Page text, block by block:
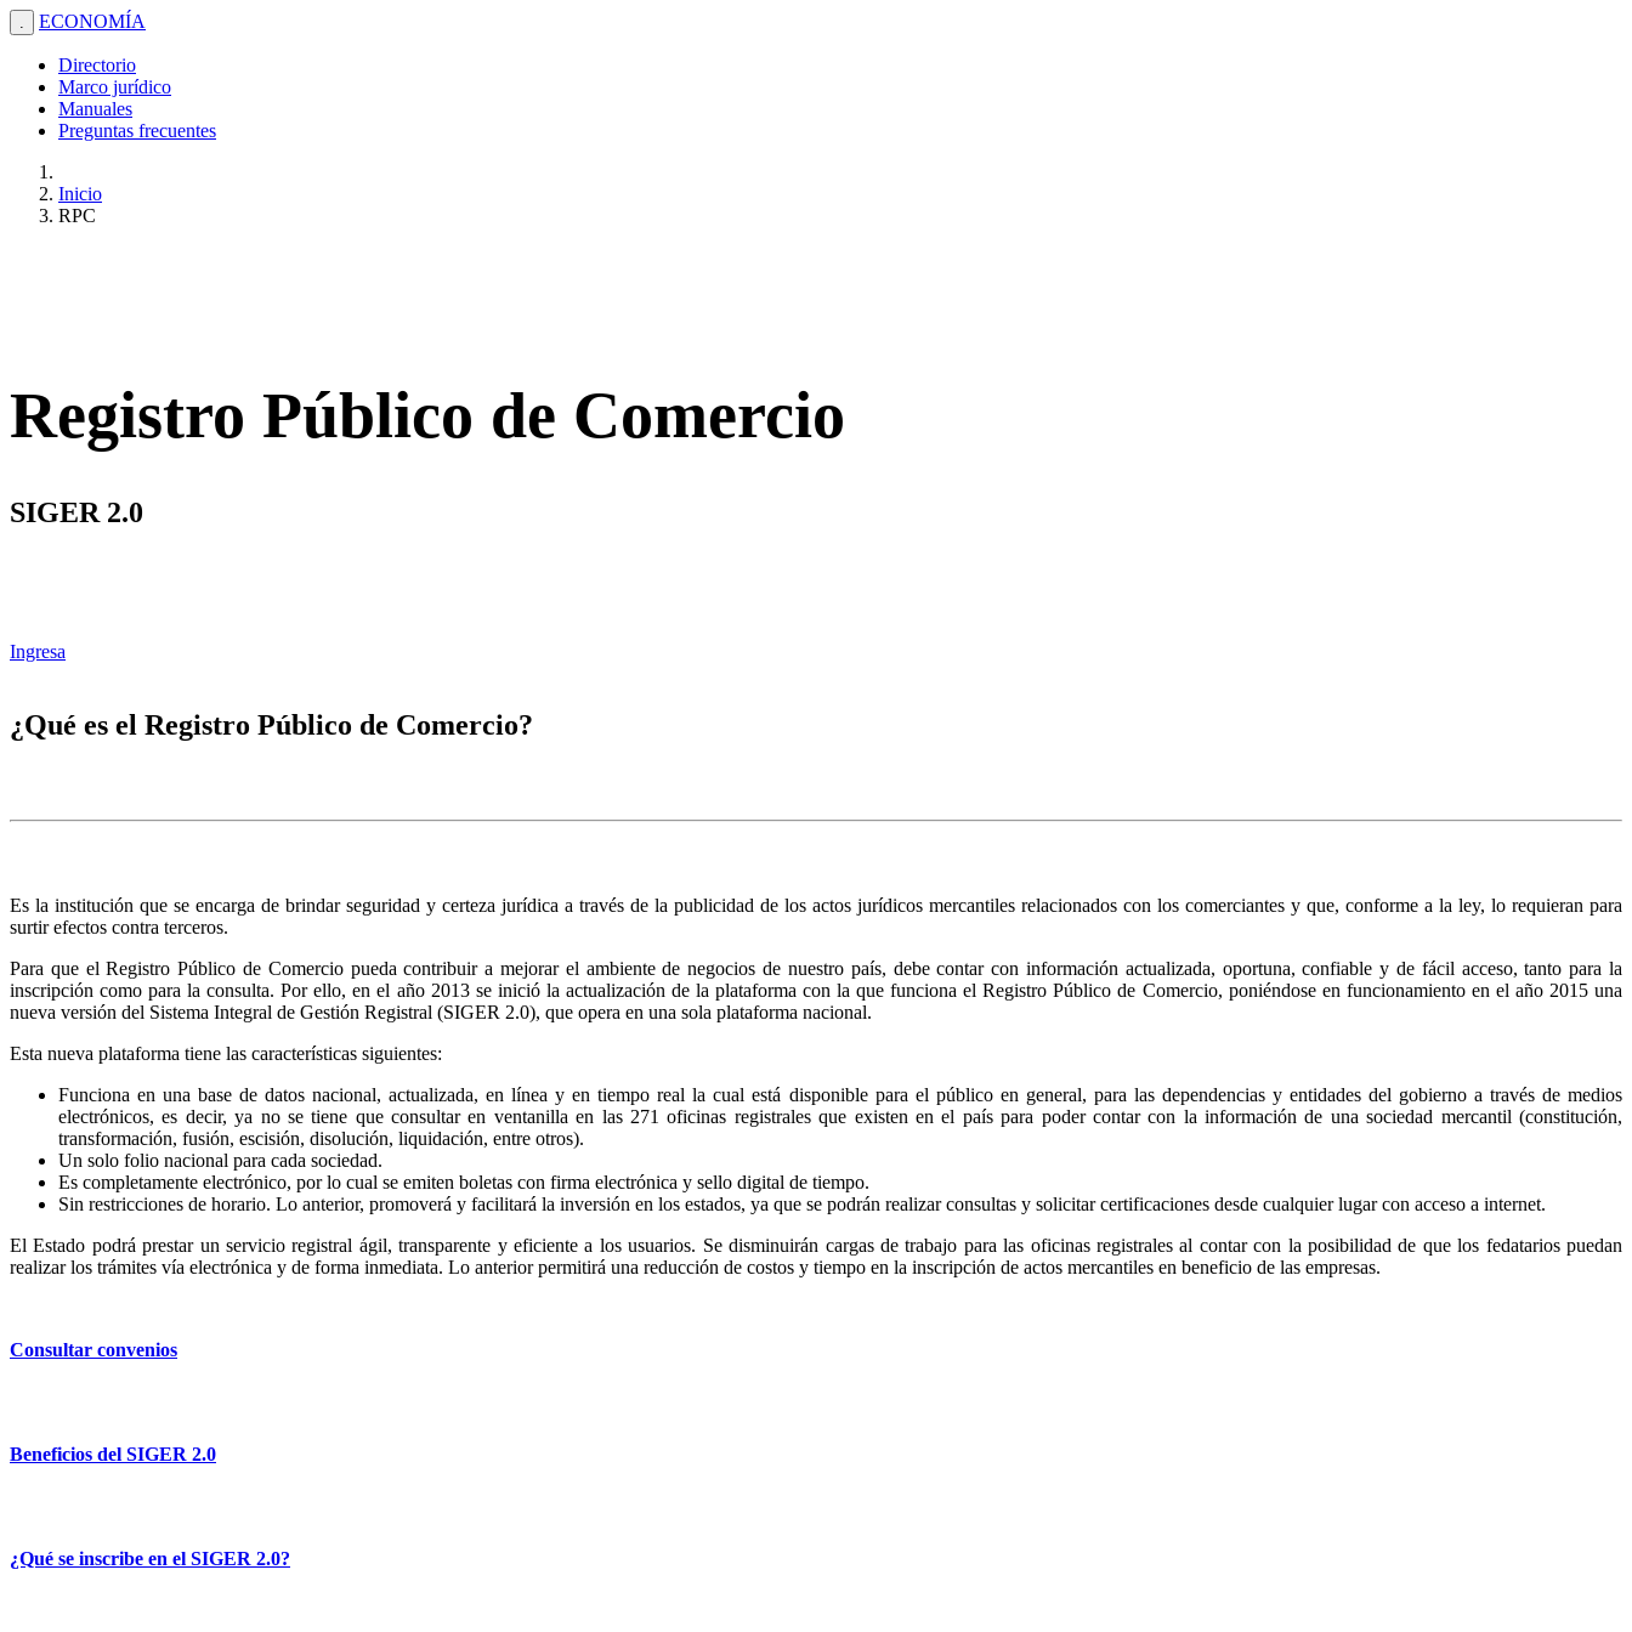
. ECONOMÍA
Directorio
Marco jurídico
Manuales
Preguntas frecuentes
Inicio
RPC
Registro Público de Comercio
SIGER 2.0
Ingresa
¿Qué es el Registro Público de Comercio?
Es la institución que se encarga de brindar seguridad y certeza jurídica a través de la publicidad de los actos jurídicos mercantiles relacionados con los comerciantes y que, conforme a la ley, lo requieran para
surtir efectos contra terceros.
Para que el Registro Público de Comercio pueda contribuir a mejorar el ambiente de negocios de nuestro país, debe contar con información actualizada, oportuna, confiable y de fácil acceso, tanto para la
inscripción como para la consulta. Por ello, en el año 2013 se inició la actualización de la plataforma con la que funciona el Registro Público de Comercio, poniéndose en funcionamiento en el año 2015 una
nueva versión del Sistema Integral de Gestión Registral (SIGER 2.0), que opera en una sola plataforma nacional.
Esta nueva plataforma tiene las características siguientes:
Funciona en una base de datos nacional, actualizada, en línea y en tiempo real la cual está disponible para el público en general, para las dependencias y entidades del gobierno a través de medios
electrónicos, es decir, ya no se tiene que consultar en ventanilla en las 271 oficinas registrales que existen en el país para poder contar con la información de una sociedad mercantil (constitución,
transformación, fusión, escisión, disolución, liquidación, entre otros).
Un solo folio nacional para cada sociedad.
Es completamente electrónico, por lo cual se emiten boletas con firma electrónica y sello digital de tiempo.
Sin restricciones de horario. Lo anterior, promoverá y facilitará la inversión en los estados, ya que se podrán realizar consultas y solicitar certificaciones desde cualquier lugar con acceso a internet.
El Estado podrá prestar un servicio registral ágil, transparente y eficiente a los usuarios. Se disminuirán cargas de trabajo para las oficinas registrales al contar con la posibilidad de que los fedatarios puedan
realizar los trámites vía electrónica y de forma inmediata. Lo anterior permitirá una reducción de costos y tiempo en la inscripción de actos mercantiles en beneficio de las empresas.
Consultar convenios
Beneficios del SIGER 2.0
¿Qué se inscribe en el SIGER 2.0?